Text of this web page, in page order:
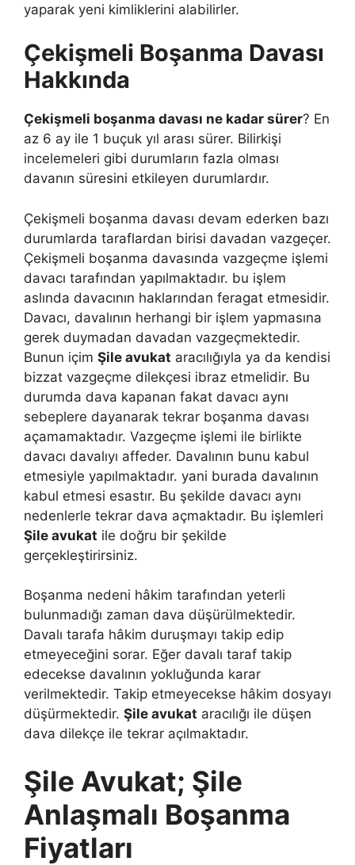
yaparak yeni kimliklerini alabilirler.
Çekişmeli Boşanma Davası
Hakkında
Çekişmeli boşanma davası ne kadar sürer? En
az 6 ay ile 1 buçuk yıl arası sürer. Bilirkişi
incelemeleri gibi durumların fazla olması
davanın süresini etkileyen durumlardır.
Çekişmeli boşanma davası devam ederken bazı
durumlarda taraflardan birisi davadan vazgeçer.
Çekişmeli boşanma davasında vazgeçme işlemi
davacı tarafından yapılmaktadır. bu işlem
aslında davacının haklarından feragat etmesidir.
Davacı, davalının herhangi bir işlem yapmasına
gerek duymadan davadan vazgeçmektedir.
Bunun içim Şile avukat aracılığıyla ya da kendisi
bizzat vazgeçme dilekçesi ibraz etmelidir. Bu
durumda dava kapanan fakat davacı aynı
sebeplere dayanarak tekrar boşanma davası
açamamaktadır. Vazgeçme işlemi ile birlikte
davacı davalıyı affeder. Davalının bunu kabul
etmesiyle yapılmaktadır. yani burada davalının
kabul etmesi esastır. Bu şekilde davacı aynı
nedenlerle tekrar dava açmaktadır. Bu işlemleri
Şile avukat ile doğru bir şekilde
gerçekleştirirsiniz.
Boşanma nedeni hâkim tarafından yeterli
bulunmadığı zaman dava düşürülmektedir.
Davalı tarafa hâkim duruşmayı takip edip
etmeyeceğini sorar. Eğer davalı taraf takip
edecekse davalının yokluğunda karar
verilmektedir. Takip etmeyecekse hâkim dosyayı
düşürmektedir. Şile avukat aracılığı ile düşen
dava dilekçe ile tekrar açılmaktadır.
Şile Avukat; Şile
Anlaşmalı Boşanma
Fiyatları